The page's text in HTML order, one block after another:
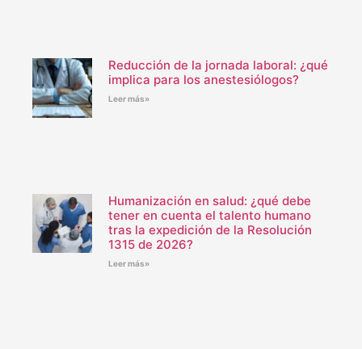
Reducción de la jornada laboral: ¿qué
implica para los anestesiólogos?
Leer más»
Humanización en salud: ¿qué debe
tener en cuenta el talento humano
tras la expedición de la Resolución
1315 de 2026?
Leer más»